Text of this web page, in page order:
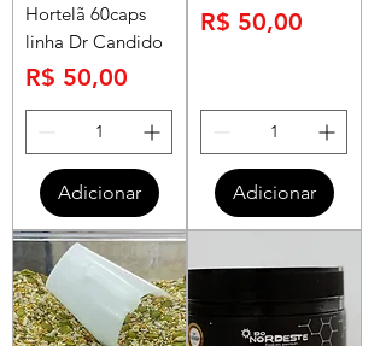
Hortelã 60caps
linha Dr Candido
Preço
R$ 50,00
Adicionar
Preço
R$ 50,00
Adicionar